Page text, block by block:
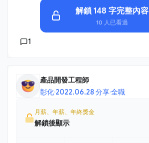
解鎖 148 字完整內容
10 人已看過
1
產品開發工程師
彰化·2022.06.28 分享·全職
月薪、年薪、年終獎金
解鎖後顯示